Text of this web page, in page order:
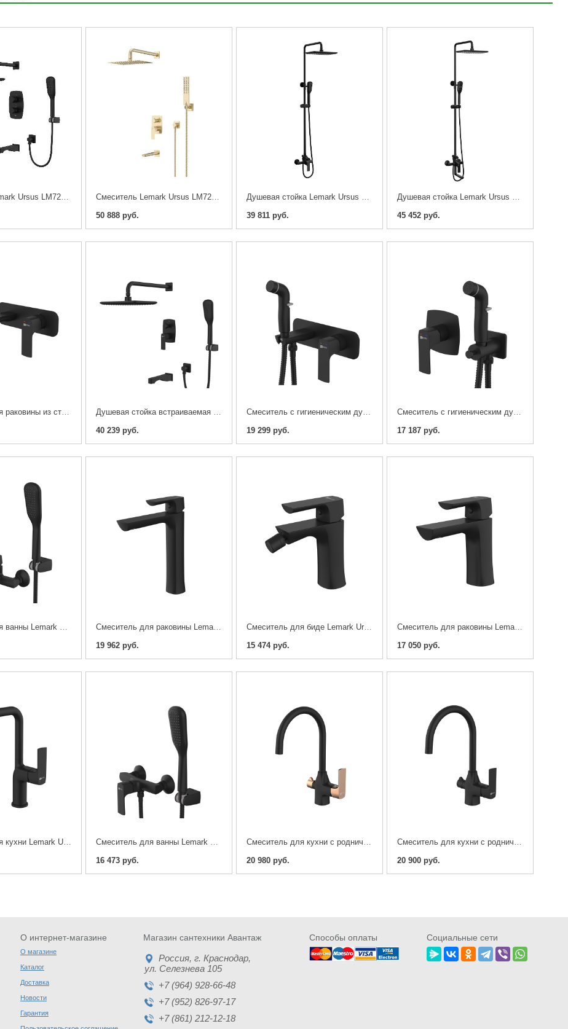
Смеситель Lemark Ursus LM7242BL для ванны и душа, встраиваемый, термостат
Смеситель Lemark Ursus LM7222BG для ванны и душа, встраиваемый, брашированное золото
50 888 руб.
Душевая стойка Lemark Ursus LM7260BL
39 811 руб.
Душевая стойка Lemark Ursus LM7262BL
45 452 руб.
Cмеситель для раковины из стены Lemark Ursus LM7226BL
Душевая стойка встраиваемая Lemark Ursus LM7222BL
40 239 руб.
Cмеситель с гигиеническим душем, встраиваемый Lemark Ursus LM7220BL
19 299 руб.
Cмеситель с гигиеническим душем, встраиваемый Lemark Ursus LM7219BL
17 187 руб.
Cмеситель для ванны Lemark Ursus LM7214BL
Cмеситель для раковины Lemark Ursus LM7209BL
19 962 руб.
Cмеситель для биде Lemark Ursus LM7208BL
15 474 руб.
Cмеситель для раковины Lemark Ursus LM7206BL
17 050 руб.
16 473 руб.
20 980 руб.
20 900 руб.
О интернет-магазине
О магазине
Каталог
Доставка
Новости
Гарантия
Магазин сантехники Авантаж
Россия, г.Краснодар,
ул. Селезнева 105
+7 (964) 928-66-48
+7 (952) 826-97-17
+7 (861) 212-12-18
Cпособы оплаты Социальные сети